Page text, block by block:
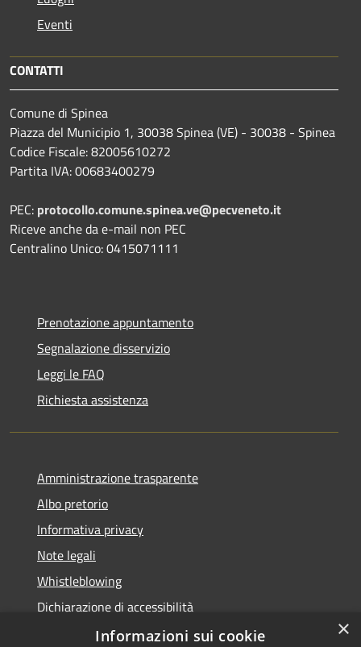
Eventi
CONTATTI
Comune di Spinea
Piazza del Municipio 1, 30038 Spinea (VE) - 30038 - Spinea
Codice Fiscale: 82005610272
Partita IVA: 00683400279
PEC: protocollo.comune.spinea.ve@pecveneto.it
Riceve anche da e-mail non PEC
Centralino Unico: 0415071111
Prenotazione appuntamento
Segnalazione disservizio
Leggi le FAQ
Richiesta assistenza
Amministrazione trasparente
Albo pretorio
Informativa privacy
Note legali
Whistleblowing
Dichiarazione di accessibilità
Obiettivi di accessibilità
×
Informazioni sui cookie